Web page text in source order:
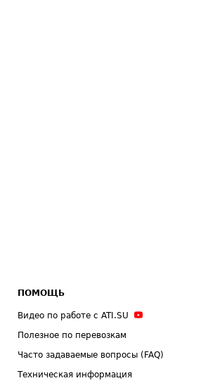
ПОМОЩЬ
Видео по работе с ATI.SU
Полезное по перевозкам
Часто задаваемые вопросы (FAQ)
Техническая информация